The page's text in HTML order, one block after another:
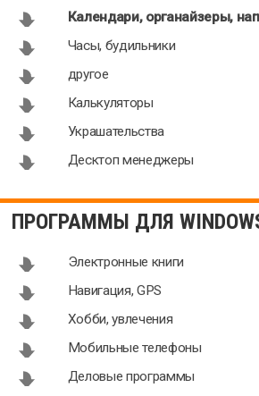
Homacosoft
Ultimate
Innovation 2.5
Календари, органайзеры,
Часы, будильники
другое
Калькуляторы
Украшательства
Десктоп менеджеры
ПРОГРАММЫ ДЛЯ
Электронные книги
Навигация, GPS
Хобби, увлечения
Мобильные телефоны
Деловые программы